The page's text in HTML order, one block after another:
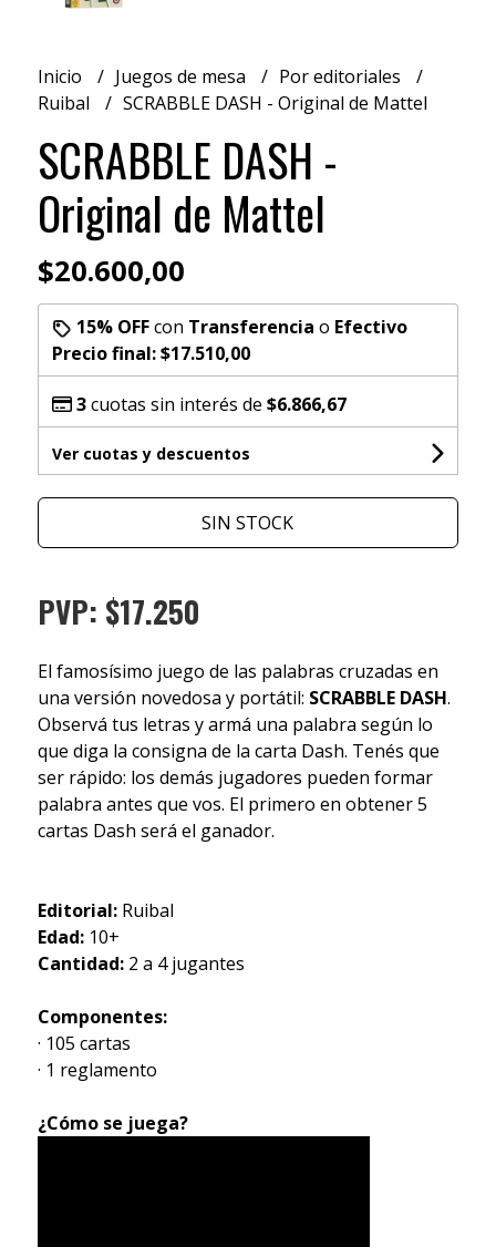
Inicio Juegos de mesa
Por editoriales
Ruibal
SCRABBLE DASH - Original de Mattel
SCRABBLE DASH -
Original de Mattel
$20.600,00
15% OFFcon Transferencia o Efectivo
Precio final:$17.510,00
3cuotas sin interés de $6.866,67
Ver cuotas y descuentos
SIN STOCK
PVP: $17.250
El famosísimo juego de las palabras cruzadas en
una versión novedosa y portátil: SCRABBLE DASH.
Observá tus letras y armá una palabra según lo
que diga la consigna de la carta Dash. Tenés que
ser rápido: los demás jugadores pueden formar
palabra antes que vos. El primero en obtener 5
cartas Dash será el ganador.
Editorial: Ruibal
Edad: 10+
Cantidad: 2 a 4 jugantes
Componentes:
· 105 cartas
· 1 reglamento
¿Cómo se juega?